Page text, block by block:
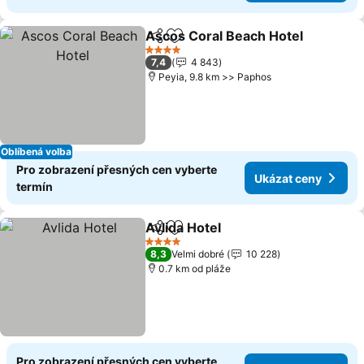
Oblíbená volba
SdíletPřidat na seznam oblíbených
Ascos Coral Beach Hotel
4 Počet hvězdiček
7,4
4 843
Peyia, 9.8 km >> Paphos
Pro zobrazení přesných cen vyberte
termín
Ukázat ceny
SdíletPřidat na seznam oblíbených
Avlida Hotel
4 Počet hvězdiček
8,3 Velmi dobré
10 228
0.7 km od pláže
Pro zobrazení přesných cen vyberte